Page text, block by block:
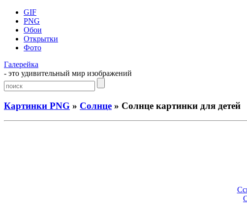
GIF
PNG
Обои
Открытки
Фото
Галерейка
- это удивительный мир изображений
Картинки PNG » Солнце » Солнце картинки для детей